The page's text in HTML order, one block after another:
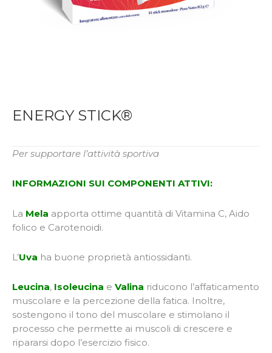
ENERGY STICK®
Per supportare l’attività sportiva
INFORMAZIONI SUI COMPONENTI ATTIVI:
La Mela apporta ottime quantità di Vitamina C, Aido
folico e Carotenoidi.
L’Uva ha buone proprietà antiossidanti.
Leucina, Isoleucina e Valina riducono l’affaticamento
muscolare e la percezione della fatica. Inoltre,
sostengono il tono del muscolare e stimolano il
processo che permette ai muscoli di crescere e
ripararsi dopo l’esercizio fisico.